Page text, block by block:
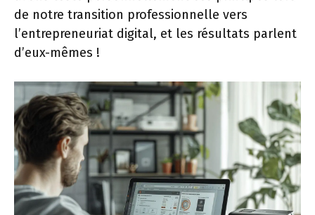
de notre transition professionnelle vers
l’entrepreneuriat digital, et les résultats parlent
d’eux-mêmes !